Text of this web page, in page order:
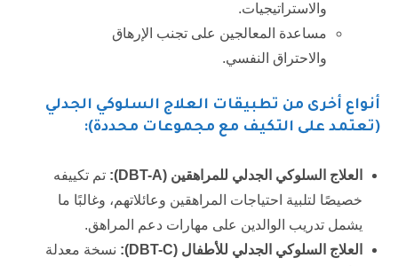
والاستراتيجيات.
مساعدة المعالجين على تجنب الإرهاق
والاحتراق النفسي.
أنواع أخرى من تطبيقات العلاج السلوكي الجدلي
(تعتمد على التكيف مع مجموعات محددة):
العلاج السلوكي الجدلي للمراهقين (DBT-A
): تم تكييفه
خصيصًا لتلبية احتياجات المراهقين وعائلاتهم، وغالبًا ما
يشمل تدريب الوالدين على مهارات دعم المراهق.
العلاج السلوكي الجدلي للأطفال (DBT-C
): نسخة معدلة